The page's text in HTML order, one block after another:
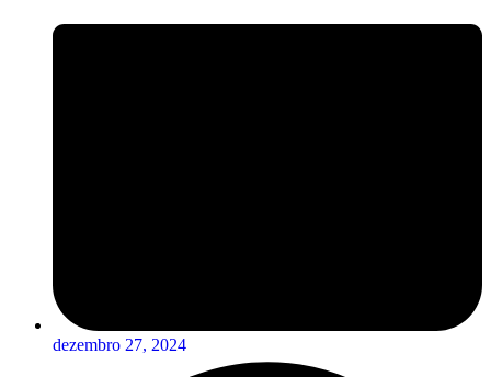
dezembro 27, 2024